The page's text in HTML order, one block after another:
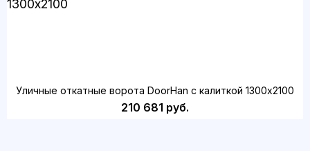
Уличные откатные ворота DoorHan с калиткой 1300х2100
210 681 руб.